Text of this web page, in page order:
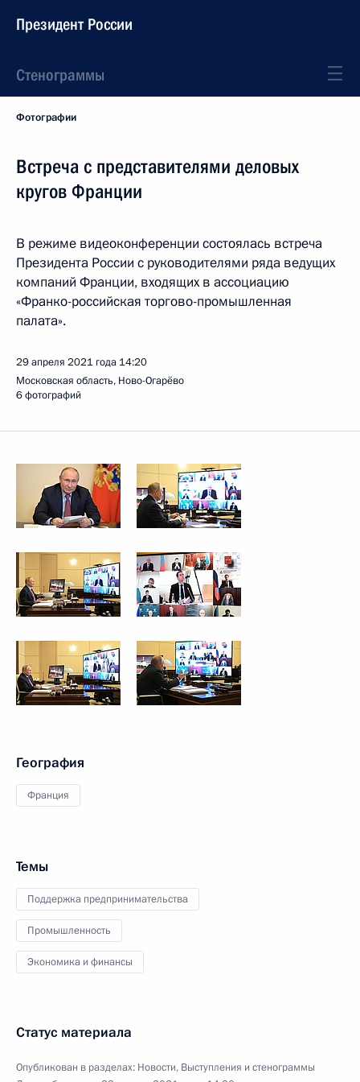
Президент России
Стенограммы
Фотографии
Встреча с представителями деловых
кругов Франции
В режиме видеоконференции состоялась встреча
Президента России с руководителями ряда ведущих
компаний Франции, входящих в ассоциацию
«Франко-российская торгово-промышленная
палата».
29 апреля 2021 года 14:20
Московская область, Ново-Огарёво
6 фотографий
География
Франция
Темы
Поддержка предпринимательства
Промышленность
Экономика и финансы
Статус материала
Опубликован в разделах: Новости, Выступления и стенограммы